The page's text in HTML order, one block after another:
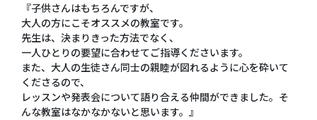
『子供さんはもちろんですが、
大人の方にこそオススメの教室です。
先生は、決まりきった方法でなく、
一人ひとりの要望に合わせてご指導くださいます。
また、大人の生徒さん同士の親睦が図れるように心を砕いて
くださるので、
レッスンや発表会について語り合える仲間ができました。そ
んな教室はなかなかないと思います。』